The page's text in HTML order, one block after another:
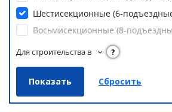
Шестисекционные (6-
Восьмисекционные (8-
Для строительства в ?